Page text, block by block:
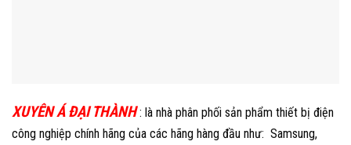
XUYÊN Á ĐẠI THÀNH : là nhà phân phối sản phẩm thiết bị điện
công nghiệp chính hãng của các hãng hàng đầu như: Samsung,